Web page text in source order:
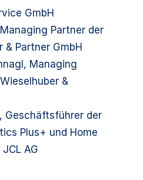
GmbH
Partner der
& Partner GmbH
Managing
&
Geschäftsführer der
Plus+ und Home
AG